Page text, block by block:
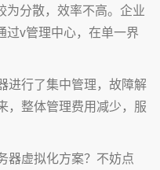
为分散，效率不高。企业
过v管理中心，在单一界
进行了集中管理，故障解
，整体管理费用减少，服
器虚拟化方案？不妨点